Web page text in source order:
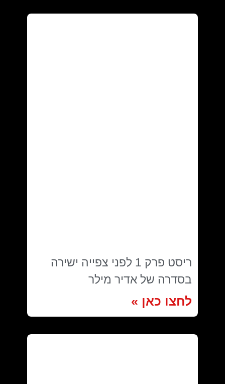
ריסט פרק 1 לפני צפייה ישירה
בסדרה של אדיר מילר
לחצו כאן »